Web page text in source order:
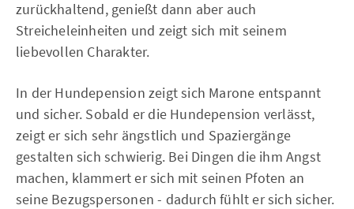
zurückhaltend, genießt dann aber auch
Streicheleinheiten und zeigt sich mit seinem
liebevollen Charakter.
In der Hundepension zeigt sich Marone entspannt
und sicher. Sobald er die Hundepension verlässt,
zeigt er sich sehr ängstlich und Spaziergänge
gestalten sich schwierig. Bei Dingen die ihm Angst
machen, klammert er sich mit seinen Pfoten an
seine Bezugspersonen - dadurch fühlt er sich sicher.